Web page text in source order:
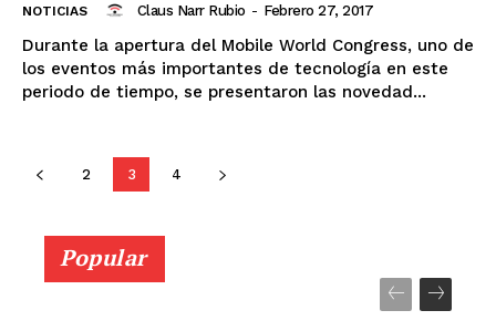
NOTICIAS Claus Narr Rubio - Febrero 27, 2017
Durante la apertura del Mobile World Congress, uno de
los eventos más importantes de tecnología en este
periodo de tiempo, se presentaron las novedad...
2 3 4
Popular